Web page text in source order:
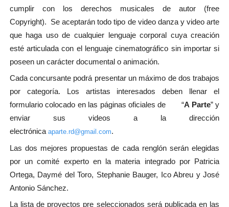
cumplir con los derechos musicales de autor (free
Copyright). Se aceptarán todo tipo de video danza y video arte
que haga uso de cualquier lenguaje corporal cuya creación
esté articulada con el lenguaje cinematográfico sin importar si
poseen un carácter documental o animación.
Cada concursante podrá presentar un máximo de dos trabajos
por categoría. Los artistas interesados deben llenar el
formulario colocado en las páginas oficiales de “A Parte” y
enviar sus videos a la dirección
electrónica aparte.rd@gmail.com.
Las dos mejores propuestas de cada renglón serán elegidas
por un comité experto en la materia integrado por Patricia
Ortega, Daymé del Toro, Stephanie Bauger, Ico Abreu y José
Antonio Sánchez.
La lista de proyectos pre seleccionados será publicada en las